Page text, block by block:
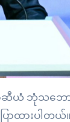
ဆီယံ ဘုံသဘ
ထားပါတယ်။